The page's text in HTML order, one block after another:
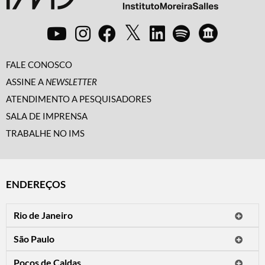
FALE CONOSCO
ASSINE A NEWSLETTER
ATENDIMENTO A PESQUISADORES
SALA DE IMPRENSA
TRABALHE NO IMS
ENDEREÇOS
Rio de Janeiro
Horário de visitação: a programação do IMS no Rio de Janeiro será
apresentada em instituições culturais parceiras.
São Paulo
Poços de Caldas